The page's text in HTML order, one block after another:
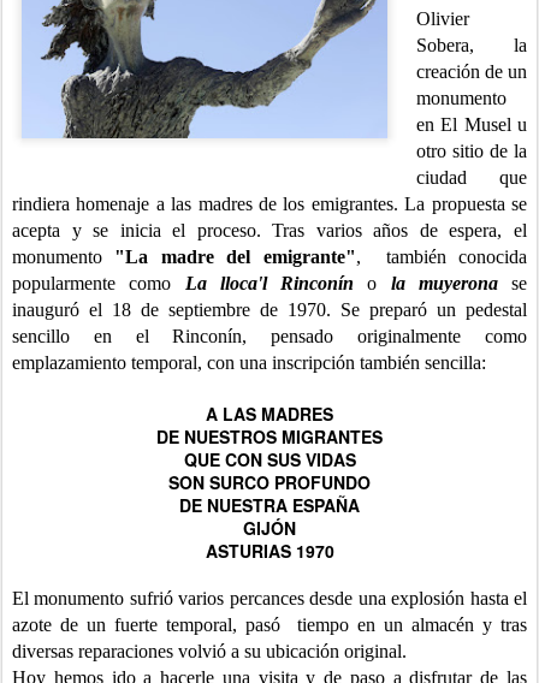
Olivier
Sobera, la
creación de un
monumento
en El Musel u
otro sitio de la
ciudad que
rindiera homenaje a las madres de los emigrantes. La propuesta se
acepta y se inicia el proceso. Tras varios años de espera, el
monumento "La madre del emigrante", también conocida
popularmente como La lloca'l Rinconín o la muyerona
se
inauguró el 18 de septiembre de 1970. Se preparó un pedestal
sencillo en el Rinconín, pensado originalmente como
emplazamiento temporal, con una inscripción también sencilla:
A LAS MADRES
DE NUESTROS MIGRANTES
QUE CON SUS VIDAS
SON SURCO PROFUNDO
DE NUESTRA ESPAÑA
GIJÓN
ASTURIAS 1970
El monumento sufrió varios percances desde una explosión hasta el
azote de un fuerte temporal, pasó tiempo en un almacén y tras
diversas reparaciones volvió a su ubicación original.
Hoy hemos ido a hacerle una visita y de paso a disfrutar de las